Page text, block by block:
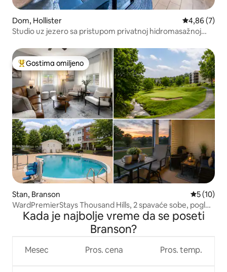
Dom, Hollister Prosečna
4,86 (7)
Studio uz jezero sa pristupom privatnoj hidromasažnoj
Najuspešniji među gostima omiljenim
Gostima omiljeno
Stan, Branson Prosečna
5 (10)
WardPremierStays Thousand Hills, 2 spavaće sobe, pogled
na bazen/golf teren
Kada je najbolje vreme da se poseti
Branson?
Mesec Pros. cena Pros. temp.